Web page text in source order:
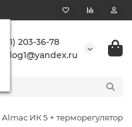
203-36-78
ИК 5 + терморегулятор